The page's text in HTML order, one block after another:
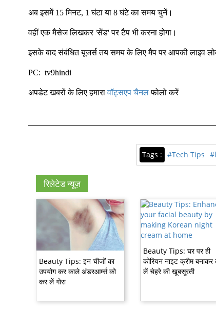
अब इसमें 15 मिनट, 1 घंटा या 8 घंटे का समय चुनें।
वहीं एक मैसेज लिखकर 'सेंड' पर टैप भी करना होगा।
इसके बाद संबंधित यूजर्स तय समय के लिए मैप पर आपकी लाइव
PC: tv9hindi
अपडेट खबरों के लिए हमारावॉट्सएप चैनल फोलो करें
Tags : #Tech Tips
रिलेटेड न्यूज़
Beauty Tips: इन चीजों का
उपयोग कर काले अंडरआर्म्स को
कर लें गोरा
Beauty Tips: घर पर ही
कोरियन नाइट क्रीम बनाकर
लें चेहरे की खूबसूरती